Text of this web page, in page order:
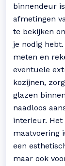
binnendeur
afmetingen
te bekijken
je nodig
meten en
eventuele
kozijnen,
glazen
naadloos
interieur. Het
maatvoering
een
maar ook